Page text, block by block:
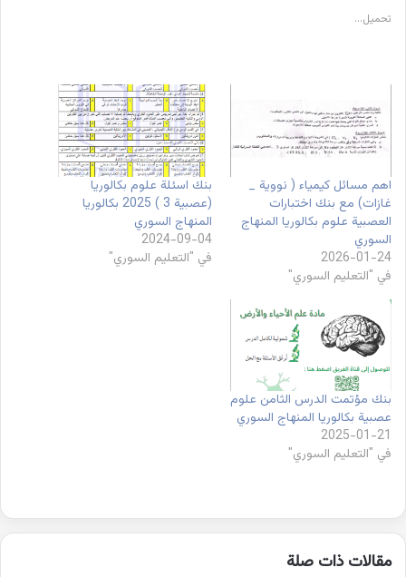
تحميل...
اهم مسائل كيمياء ( نووية _
غازات) مع بنك اختبارات
العصبية علوم بكالوريا المنهاج
السوري
2026-01-24
في "التعليم السوري"
بنك اسئلة علوم بكالوريا
(عصبية 3 ) 2025 بكالوريا
المنهاج السوري
2024-09-04
في "التعليم السوري"
بنك مؤتمت الدرس الثامن علوم
عصبية بكالوريا المنهاج السوري
2025-01-21
في "التعليم السوري"
مقالات ذات صلة